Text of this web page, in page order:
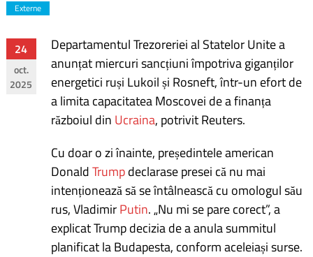
Externe
24
oct.
2025
Departamentul Trezoreriei al Statelor Unite a
anunțat miercuri sancțiuni împotriva giganților
energetici ruși Lukoil și Rosneft, într-un efort de
a limita capacitatea Moscovei de a finanța
războiul din Ucraina, potrivit Reuters.
Cu doar o zi înainte, președintele american
DonaldTrumpdeclarase presei că nu mai
intenționează să se întâlnească cu omologul său
rus, VladimirPutin. „Nu mi se pare corect”, a
explicat Trump decizia de a anula summitul
planificat la Budapesta, conform aceleiași surse.
Navigare
în
articole